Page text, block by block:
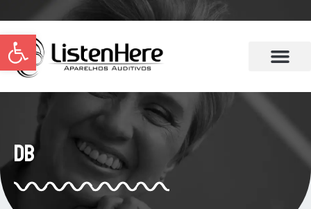
Abrir a barra de ferramentas
dB